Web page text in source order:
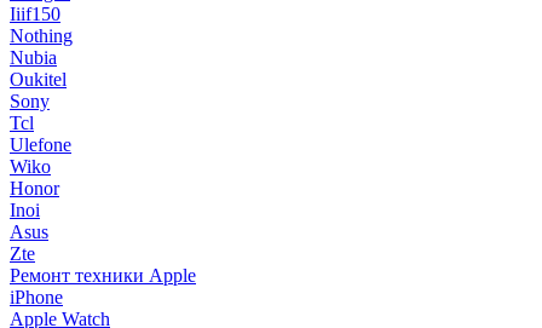
Iiif150
Nothing
Nubia
Oukitel
Sony
Tcl
Ulefone
Wiko
Honor
Inoi
Asus
Zte
Ремонт техники Apple
iPhone
Apple Watch